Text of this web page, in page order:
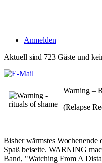
Anmelden
Aktuell sind 723 Gäste und
Warning –
(Relapse
Bisher wärmstes Wochenende
Spaß beiseite. WARNING
Band, "Watching From A